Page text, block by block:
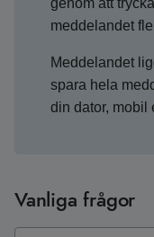
genom att
meddelandet
Meddelandet
spara hela
din dator, mobil
Vanliga frågor